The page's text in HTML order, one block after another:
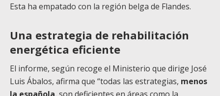
Esta ha empatado con la región belga de Flandes.
Una estrategia de rehabilitación
energética eficiente
El informe, según recoge el Ministerio que dirige José
Luis Ábalos, afirma que “todas las estrategias, menos